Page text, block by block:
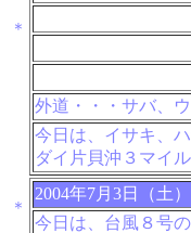
＊
外道・・・サバ、
今日は、イサキ、
ダイ片貝沖３マイ
＊
2004年7月3日（土
今日は、台風８号